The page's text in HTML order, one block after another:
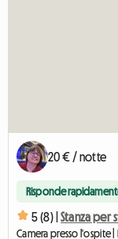
20 € / notte
Risponde
5 (8) | Stanza per
Camera presso l'ospite |